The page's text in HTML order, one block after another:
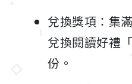
兌換獎項：集
兌換閱讀好禮
份。